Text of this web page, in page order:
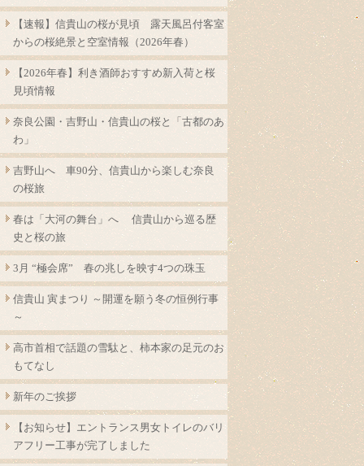
【速報】信貴山の桜が見頃 露天風呂付客室
からの桜絶景と空室情報（2026年春）
【2026年春】利き酒師おすすめ新入荷と桜
見頃情報
奈良公園・吉野山・信貴山の桜と「古都のあ
わ」
吉野山へ 車90分、信貴山から楽しむ奈良
の桜旅
春は「大河の舞台」へ 信貴山から巡る歴
史と桜の旅
3月 “極会席” 春の兆しを映す4つの珠玉
信貴山 寅まつり ～開運を願う冬の恒例行事
～
高市首相で話題の雪駄と、柿本家の足元のお
もてなし
新年のご挨拶
【お知らせ】エントランス男女トイレのバリ
アフリー工事が完了しました